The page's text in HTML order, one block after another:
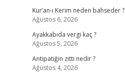
Kur’an-ı Kerim neden bahseder ?
Ağustos 6, 2026
Ayakkabıda vergi kaç ?
Ağustos 5, 2026
Antipatiğin zıttı nedir ?
Ağustos 4, 2026